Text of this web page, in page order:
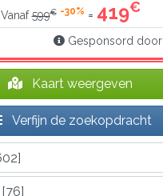
Vanaf599€ -30% = 419€
Gesponsord door
Kaart weergeven
Verfijn de zoekopdracht